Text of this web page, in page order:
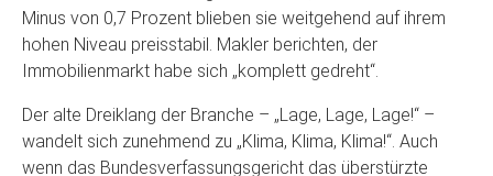
Minus von 0,7 Prozent blieben sie weitgehend auf ihrem
hohen Niveau preisstabil. Makler berichten, der
Immobilienmarkt habe sich „komplett gedreht“.
Der alte Dreiklang der Branche – „Lage, Lage, Lage!“ –
wandelt sich zunehmend zu „Klima, Klima, Klima!“. Auch
wenn das Bundesverfassungsgericht das überstürzte